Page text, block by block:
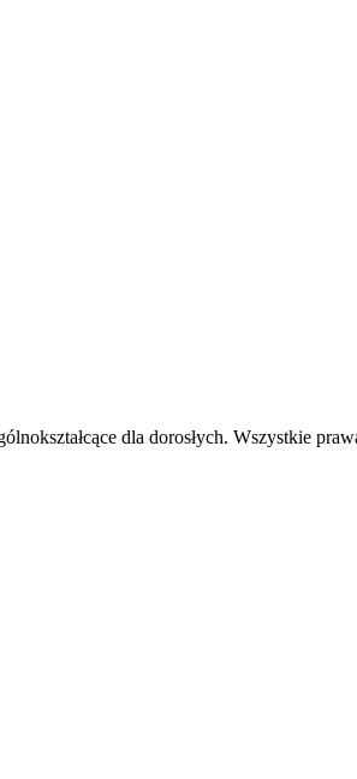
dla dorosłych. Wszystkie